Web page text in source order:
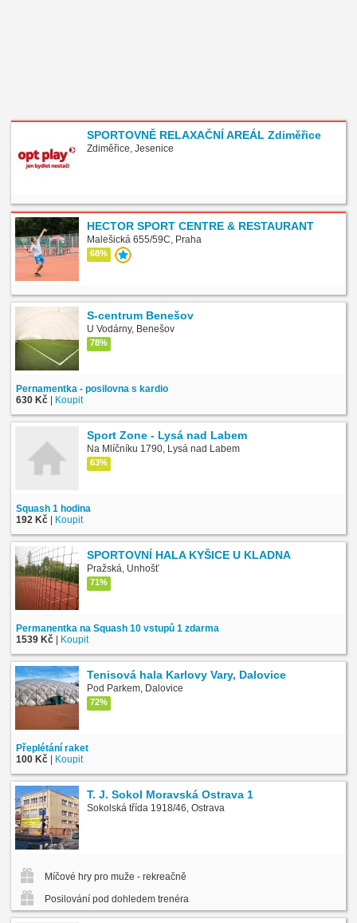
SPORTOVNĚ RELAXAČNÍ AREÁL Zdiměřice
Zdiměřice, Jesenice
HECTOR SPORT CENTRE & RESTAURANT
Malešická 655/59C, Praha
68%
S-centrum Benešov
U Vodárny, Benešov
78%
Pernamentka - posilovna s kardio
630 Kč | Koupit
Sport Zone - Lysá nad Labem
Na Mlíčníku 1790, Lysá nad Labem
63%
Squash 1 hodina
192 Kč | Koupit
SPORTOVNÍ HALA KYŠICE U KLADNA
Pražská, Unhošť
71%
Permanentka na Squash 10 vstupů 1 zdarma
1539 Kč | Koupit
Tenisová hala Karlovy Vary, Dalovice
Pod Parkem, Dalovice
72%
Přeplétání raket
100 Kč | Koupit
T. J. Sokol Moravská Ostrava 1
Sokolská třída 1918/46, Ostrava
Míčové hry pro muže - rekreačně
Posilování pod dohledem trenéra